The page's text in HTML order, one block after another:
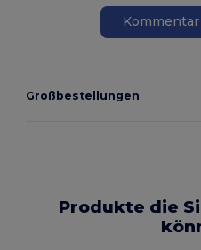
Großbestellungen
Produkte die